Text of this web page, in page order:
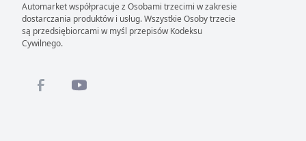
Automarket współpracuje z Osobami trzecimi w zakresie
dostarczania produktów i usług. Wszystkie Osoby trzecie
są przedsiębiorcami w myśl przepisów Kodeksu
Cywilnego.